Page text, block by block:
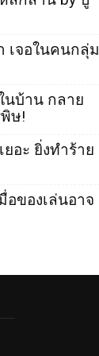
เจอในคนกลุ่ม
นบ้าน กลาย
พิษ!
อะ ยิ่งทำร้าย
อของเล่นอาจ